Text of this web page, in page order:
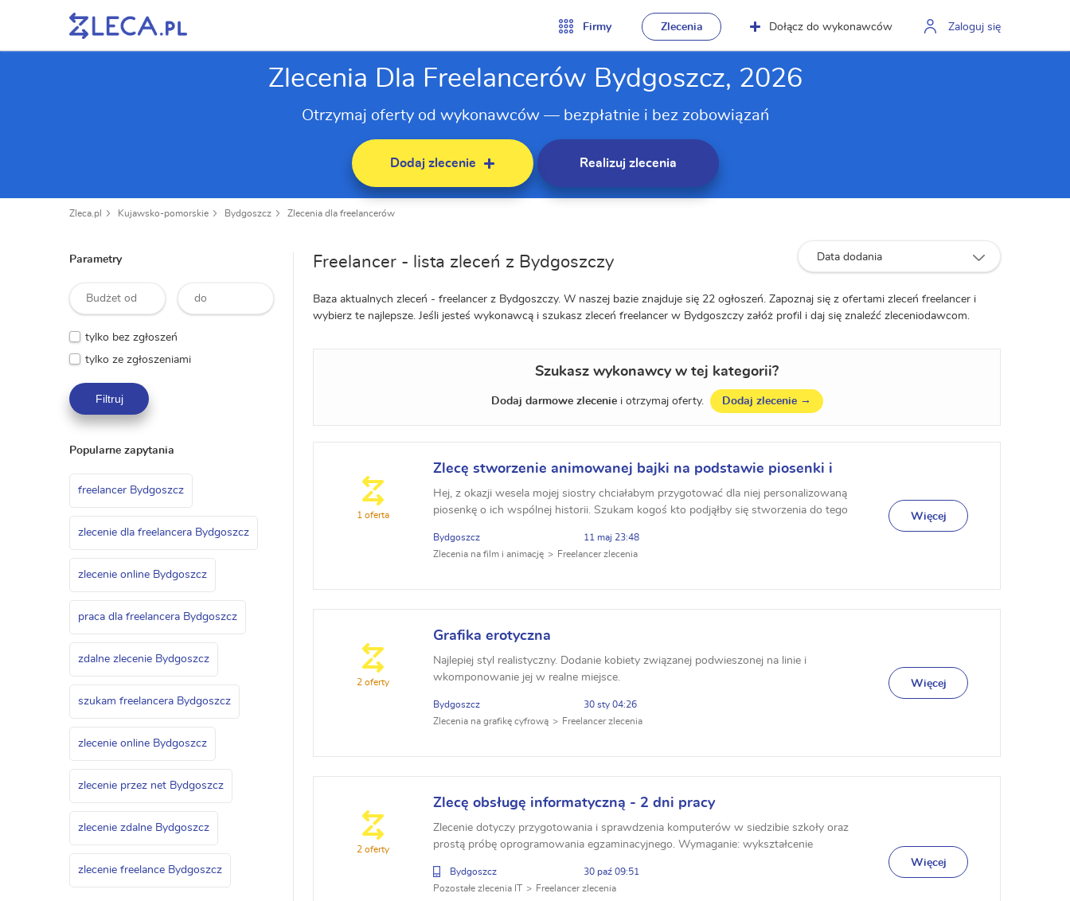
Firmy Zlecenia Dołącz do wykonawców Zaloguj się
Zlecenia Dla Freelancerów Bydgoszcz, 2026
Otrzymaj oferty od wykonawców — bezpłatnie i bez zobowiązań
Dodaj zlecenie Realizuj zlecenia
Zleca.pl Kujawsko-pomorskie Bydgoszcz Zlecenia dla freelancerów
Data dodania
Freelancer - lista zleceń z Bydgoszczy
Baza aktualnych zleceń - freelancer z Bydgoszczy. W naszej bazie znajduje się 22 ogłoszeń. Zapoznaj się z ofertami zleceń freelancer i
wybierz te najlepsze. Jeśli jesteś wykonawcą i szukasz zleceń freelancer w Bydgoszczy załóż profil i daj się znaleźć zleceniodawcom.
Szukasz wykonawcy w tej kategorii?
Dodaj darmowe zleceniei otrzymaj oferty. Dodaj zlecenie →
Zlecę stworzenie animowanej bajki na podstawie piosenki i
zdjęć
Hej, z okazji wesela mojej siostry chciałabym przygotować dla niej personalizowaną
piosenkę o ich wspólnej historii. Szukam kogoś kto podjąłby się stworzenia do tego
Bydgoszcz
11 maj 23:48
Zlecenia na film i animację
Freelancer zlecenia
1 oferta Więcej
Grafika erotyczna
Najlepiej styl realistyczny. Dodanie kobiety związanej podwieszonej na linie i
wkomponowanie jej w realne miejsce.
Bydgoszcz
30 sty 04:26
Zlecenia na grafikę cyfrową
Freelancer zlecenia
2 oferty Więcej
Zlecę obsługę informatyczną - 2 dni pracy
Zlecenie dotyczy przygotowania i sprawdzenia komputerów w siedzibie szkoły oraz
prostą próbę oprogramowania egzaminacyjnego. Wymaganie: wykształcenie
Bydgoszcz
30 paź 09:51
Pozostałe zlecenia IT
Freelancer zlecenia
2 oferty
Więcej
Parametry
tylko bez zgłoszeń
tylko ze zgłoszeniami
Filtruj
Popularne zapytania
freelancer Bydgoszcz
zlecenie dla freelancera Bydgoszcz
zlecenie online Bydgoszcz
praca dla freelancera Bydgoszcz
zdalne zlecenie Bydgoszcz
szukam freelancera Bydgoszcz
zlecenie online Bydgoszcz
zlecenie przez net Bydgoszcz
zlecenie zdalne Bydgoszcz
zlecenie freelance Bydgoszcz